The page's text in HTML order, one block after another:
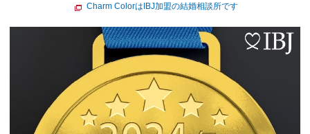
Charm ColorはIBJ加盟の結婚相談所です